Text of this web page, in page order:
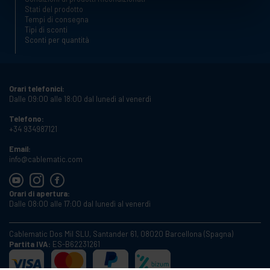
Stati del prodotto
Tempi di consegna
Tipi di sconti
Sconti per quantità
Orari telefonici:
Dalle 09:00 alle 18:00 dal lunedì al venerdì
Telefono:
+34 934987121
Email:
info@cablematic.com
Orari di apertura:
Dalle 08:00 alle 17:00 dal lunedì al venerdì
Cablematic Dos Mil SLU, Santander 61, 08020 Barcellona (Spagna)
Partita IVA: ES-B62231261